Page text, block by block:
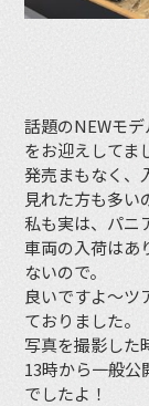
話題のNEWモ
をお迎えしてま
発売まもなく、
見れた方も多い
私も実は、パニ
車両の入荷はあ
ないので。
良いですよ〜ツ
ておりました。
写真を撮影した
13時から一般公
でしたよ！